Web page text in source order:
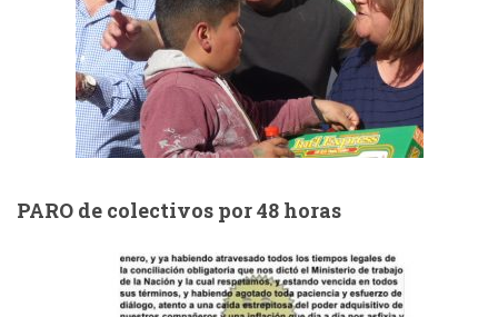
PARO de colectivos por 48 horas